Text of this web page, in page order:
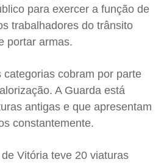
para exercer a função de
trabalhadores do trânsito
portar armas.
categorias cobram por parte
A Guarda está
antigas e que apresentam
constantemente.
Vitória teve 20 viaturas